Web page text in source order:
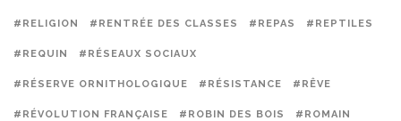
#RELIGION #RENTRÉE DES CLASSES #REPAS #REPTILES
#REQUIN #RÉSEAUX SOCIAUX
#RÉSERVE ORNITHOLOGIQUE #RÉSISTANCE #RÊVE
#RÉVOLUTION FRANÇAISE #ROBIN DES BOIS #ROMAIN